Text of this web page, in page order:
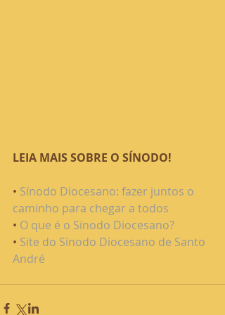
LEIA MAIS SOBRE O SÍNODO!
• Sínodo Diocesano: fazer juntos o
caminho para chegar a todos
• O que é o Sínodo Diocesano?
• Site do Sínodo Diocesano de Santo
André